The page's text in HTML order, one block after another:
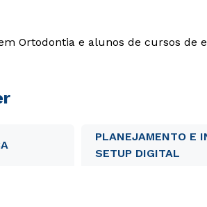
Ortodontia e alunos de cursos de
PLANEJAMENTO E
SETUP DIGITAL